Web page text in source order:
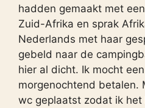
hadden gemaakt met
Zuid-Afrika en sprak
Nederlands met haar
gebeld naar de
hier al dicht. Ik mocht
morgenochtend betalen.
wc geplaatst zodat ik het